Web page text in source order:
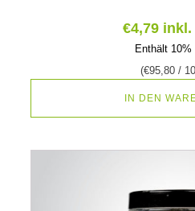
€4,79 inkl.
Enthält 10%
(€95,80 /
IN DEN